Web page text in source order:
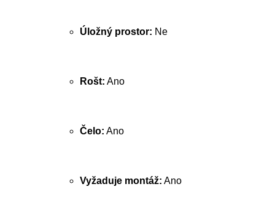
Úložný prostor: Ne
Rošt: Ano
Čelo: Ano
Vyžaduje montáž: Ano